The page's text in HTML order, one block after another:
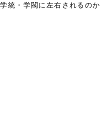
・学閥に左右されるのか